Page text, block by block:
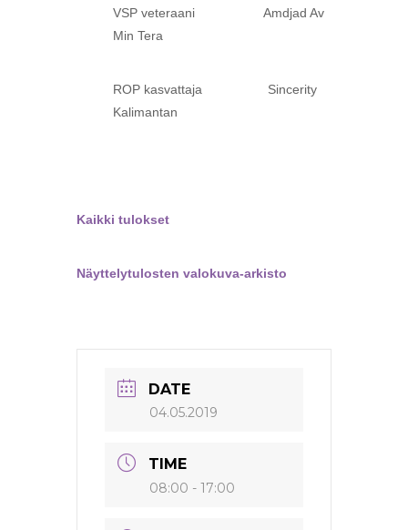
VSP veteraani Amdjad Av
Min Tera
ROP kasvattaja Sincerity
Kalimantan
Kaikki tulokset
Näyttelytulosten valokuva-arkisto
DATE
04.05.2019
TIME
08:00 - 17:00